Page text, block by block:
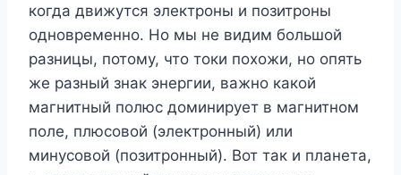
когда движутся электроны и позитроны
одновременно. Но мы не видим большой
разницы, потому, что токи похожи, но опять
же разный знак энергии, важно какой
магнитный полюс доминирует в магнитном
поле, плюсовой (электронный) или
минусовой (позитронный). Вот так и планета,